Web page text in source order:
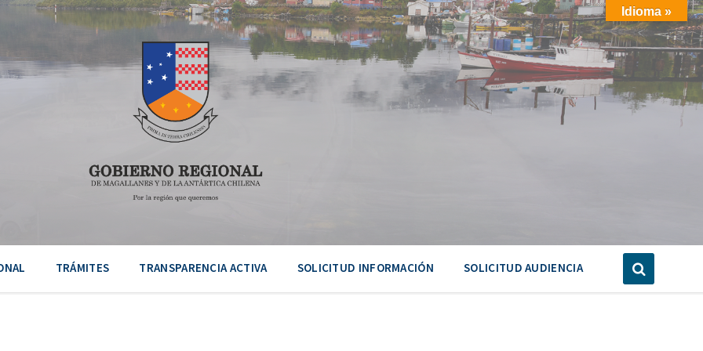
TRÁMITES TRANSPARENCIA ACTIVA SOLICITUD INFORMACIÓN SOLICITUD AUDIENCIA
Idioma »